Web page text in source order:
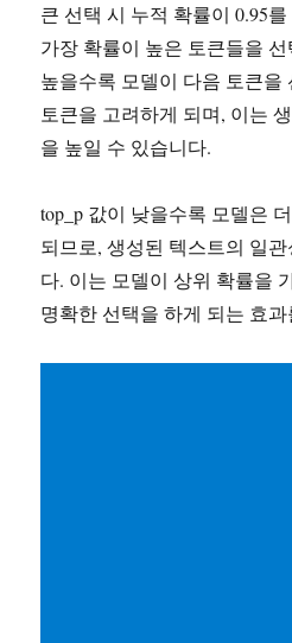
큰 선택 시 누적 확률이 0.95
가장 확률이 높은 토큰들을
높을수록 모델이 다음 토큰을
토큰을 고려하게 되며, 이는
을 높일 수 있습니다.
top_p 값이 낮을수록 모델은
되므로, 생성된 텍스트의 일
다. 이는 모델이 상위 확률을
명확한 선택을 하게 되는 효